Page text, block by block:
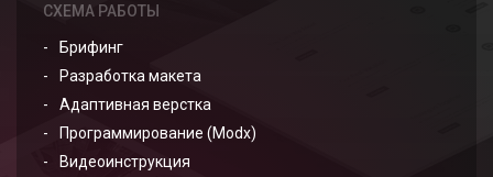
СХЕМА РАБОТЫ
Брифинг
Разработка макета
Адаптивная верстка
Программирование (Modx)
Видеоинструкция